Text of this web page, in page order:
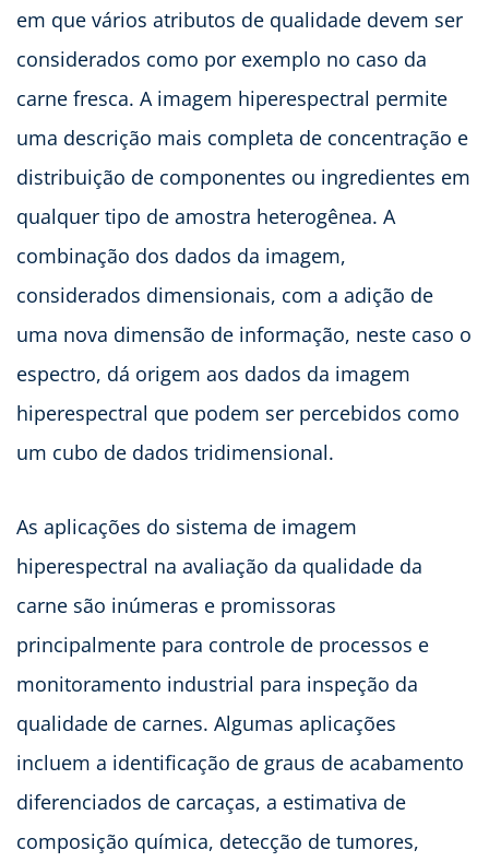
em que vários atributos de qualidade devem ser
considerados como por exemplo no caso da
carne fresca. A imagem hiperespectral permite
uma descrição mais completa de concentração e
distribuição de componentes ou ingredientes em
qualquer tipo de amostra heterogênea. A
combinação dos dados da imagem,
considerados dimensionais, com a adição de
uma nova dimensão de informação, neste caso o
espectro, dá origem aos dados da imagem
hiperespectral que podem ser percebidos como
um cubo de dados tridimensional.
As aplicações do sistema de imagem
hiperespectral na avaliação da qualidade da
carne são inúmeras e promissoras
principalmente para controle de processos e
monitoramento industrial para inspeção da
qualidade de carnes. Algumas aplicações
incluem a identificação de graus de acabamento
diferenciados de carcaças, a estimativa de
composição química, detecção de tumores,